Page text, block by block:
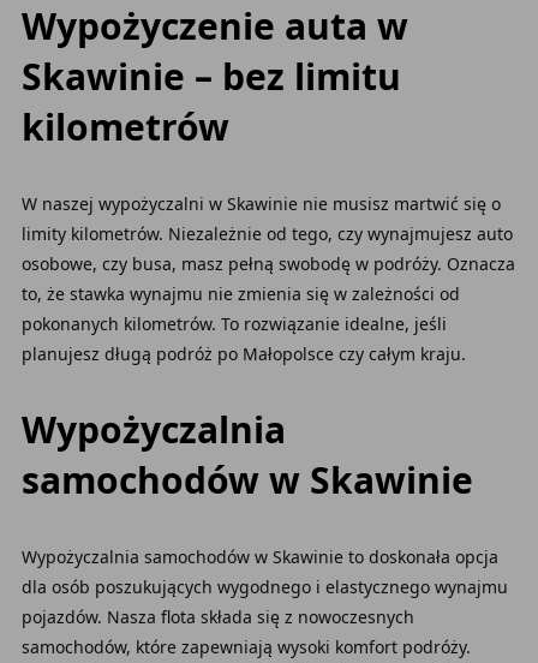
Wypożyczenie auta w
Skawinie – bez limitu
kilometrów
W naszej wypożyczalni w Skawinie nie musisz martwić się o
limity kilometrów. Niezależnie od tego, czy wynajmujesz auto
osobowe, czy busa, masz pełną swobodę w podróży. Oznacza
to, że stawka wynajmu nie zmienia się w zależności od
pokonanych kilometrów. To rozwiązanie idealne, jeśli
planujesz długą podróż po Małopolsce czy całym kraju.
Wypożyczalnia
samochodów w Skawinie
Wypożyczalnia samochodów w Skawinie to doskonała opcja
dla osób poszukujących wygodnego i elastycznego wynajmu
pojazdów. Nasza flota składa się z nowoczesnych
samochodów, które zapewniają wysoki komfort podróży.